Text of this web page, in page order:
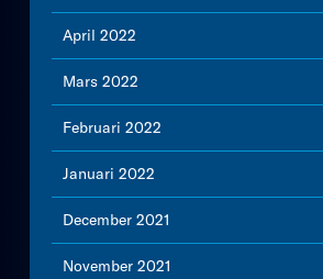
April 2022
Mars 2022
Februari 2022
Januari 2022
December 2021
November 2021